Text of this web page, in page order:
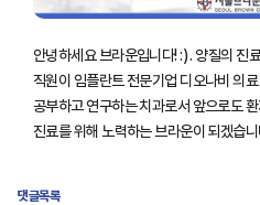
안녕하세요 브라운입니다! :) . 양질의 진
직원이 임플란트 전문기업 디오나비 의
공부하고 연구하는 치과로서 앞으로도
진료를 위해 노력하는 브라운이 되겠습
댓글목록